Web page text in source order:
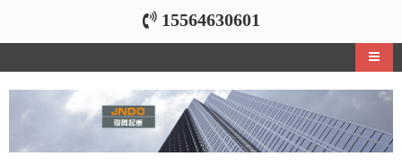
15564630601
导航